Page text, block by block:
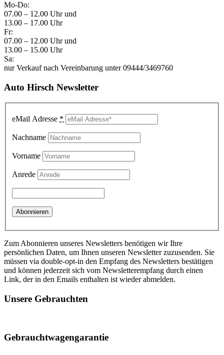
Mo-Do:
07.00 – 12.00 Uhr und
13.00 – 17.00 Uhr
Fr:
07.00 – 12.00 Uhr und
13.00 – 15.00 Uhr
Sa:
nur Verkauf nach Vereinbarung unter 09444/3469760
Auto Hirsch Newsletter
eMail Adresse *
Nachname
Vorname
Anrede
Zum Abonnieren unseres Newsletters benötigen wir Ihre
persönlichen Daten, um Ihnen unseren Newsletter zuzusenden. Sie
müssen via double-opt-in den Empfang des Newsletters bestätigen
und können jederzeit sich vom Newsletterempfang durch einen
Link, der in den Emails enthalten ist wieder abmelden.
Unsere Gebrauchten
Gebrauchtwagengarantie